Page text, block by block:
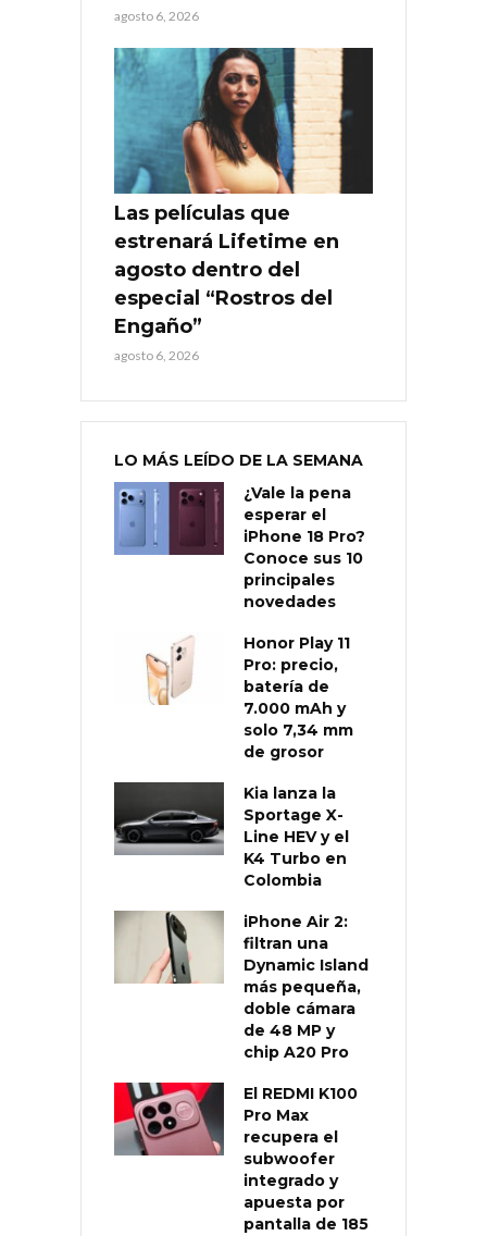
agosto 6, 2026
Las películas que
estrenará Lifetime en
agosto dentro del
especial “Rostros del
Engaño”
agosto 6, 2026
LO MÁS LEÍDO DE LA SEMANA
¿Vale la pena
esperar el
iPhone 18 Pro?
Conoce sus 10
principales
novedades
Honor Play 11
Pro: precio,
batería de
7.000 mAh y
solo 7,34 mm
de grosor
Kia lanza la
Sportage X-
Line HEV y el
K4 Turbo en
Colombia
iPhone Air 2:
filtran una
Dynamic Island
más pequeña,
doble cámara
de 48 MP y
chip A20 Pro
El REDMI K100
Pro Max
recupera el
subwoofer
integrado y
apuesta por
pantalla de 185